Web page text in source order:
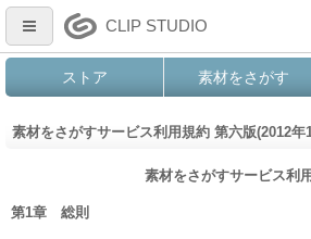
CLIP STUDIO
ストア 素材をさがす
素材をさがすサービス利用規約 第六版(2012年
素材をさがすサービス利
第1章 総則